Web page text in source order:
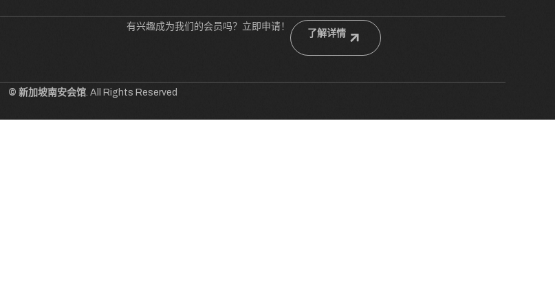
有兴趣成为我们的会员吗？立即申请！
了解详情
© 新加坡南安会馆. All Rights Reserved